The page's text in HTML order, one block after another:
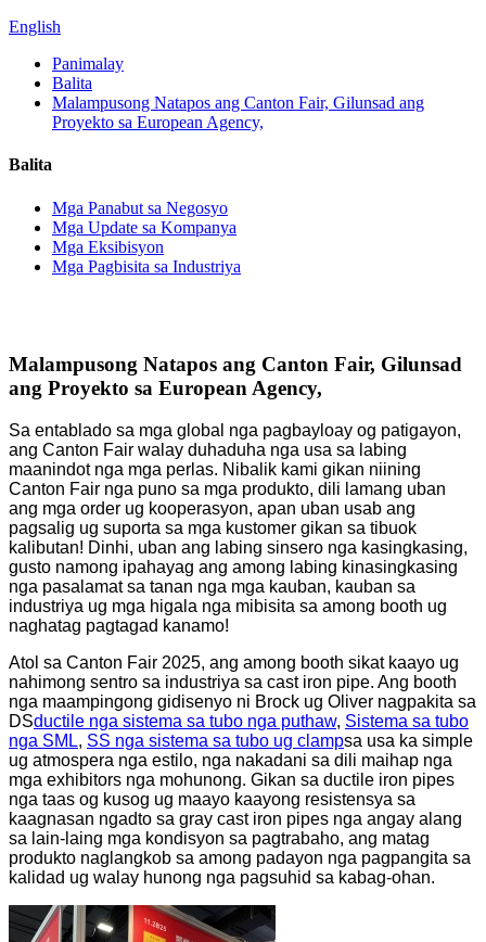
English
Panimalay
Balita
Malampusong Natapos ang Canton Fair, Gilunsad ang
Proyekto sa European Agency,
Balita
Mga Panabut sa Negosyo
Mga Update sa Kompanya
Mga Eksibisyon
Mga Pagbisita sa Industriya
Malampusong Natapos ang Canton Fair, Gilunsad
ang Proyekto sa European Agency,
Sa entablado sa mga global nga pagbayloay og patigayon,
ang Canton Fair walay duhaduha nga usa sa labing
maanindot nga mga perlas. Nibalik kami gikan niining
Canton Fair nga puno sa mga produkto, dili lamang uban
ang mga order ug kooperasyon, apan uban usab ang
pagsalig ug suporta sa mga kustomer gikan sa tibuok
kalibutan! Dinhi, uban ang labing sinsero nga kasingkasing,
gusto namong ipahayag ang among labing kinasingkasing
nga pasalamat sa tanan nga mga kauban, kauban sa
industriya ug mga higala nga mibisita sa among booth ug
naghatag pagtagad kanamo!
Atol sa Canton Fair 2025, ang among booth sikat kaayo ug
nahimong sentro sa industriya sa cast iron pipe. Ang booth
nga maampingong gidisenyo ni Brock ug Oliver nagpakita sa
DSductile nga sistema sa tubo nga puthaw, Sistema sa tubo
nga SML, SS nga sistema sa tubo ug clampsa usa ka simple
ug atmospera nga estilo, nga nakadani sa dili maihap nga
mga exhibitors nga mohunong. Gikan sa ductile iron pipes
nga taas og kusog ug maayo kaayong resistensya sa
kaagnasan ngadto sa gray cast iron pipes nga angay alang
sa lain-laing mga kondisyon sa pagtrabaho, ang matag
produkto naglangkob sa among padayon nga pagpangita sa
kalidad ug walay hunong nga pagsuhid sa kabag-ohan.